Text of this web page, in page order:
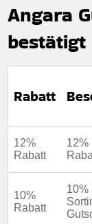
Angara
bestätigt
Rabatt
12%
Rabatt
12%
10%
Rabatt
10%